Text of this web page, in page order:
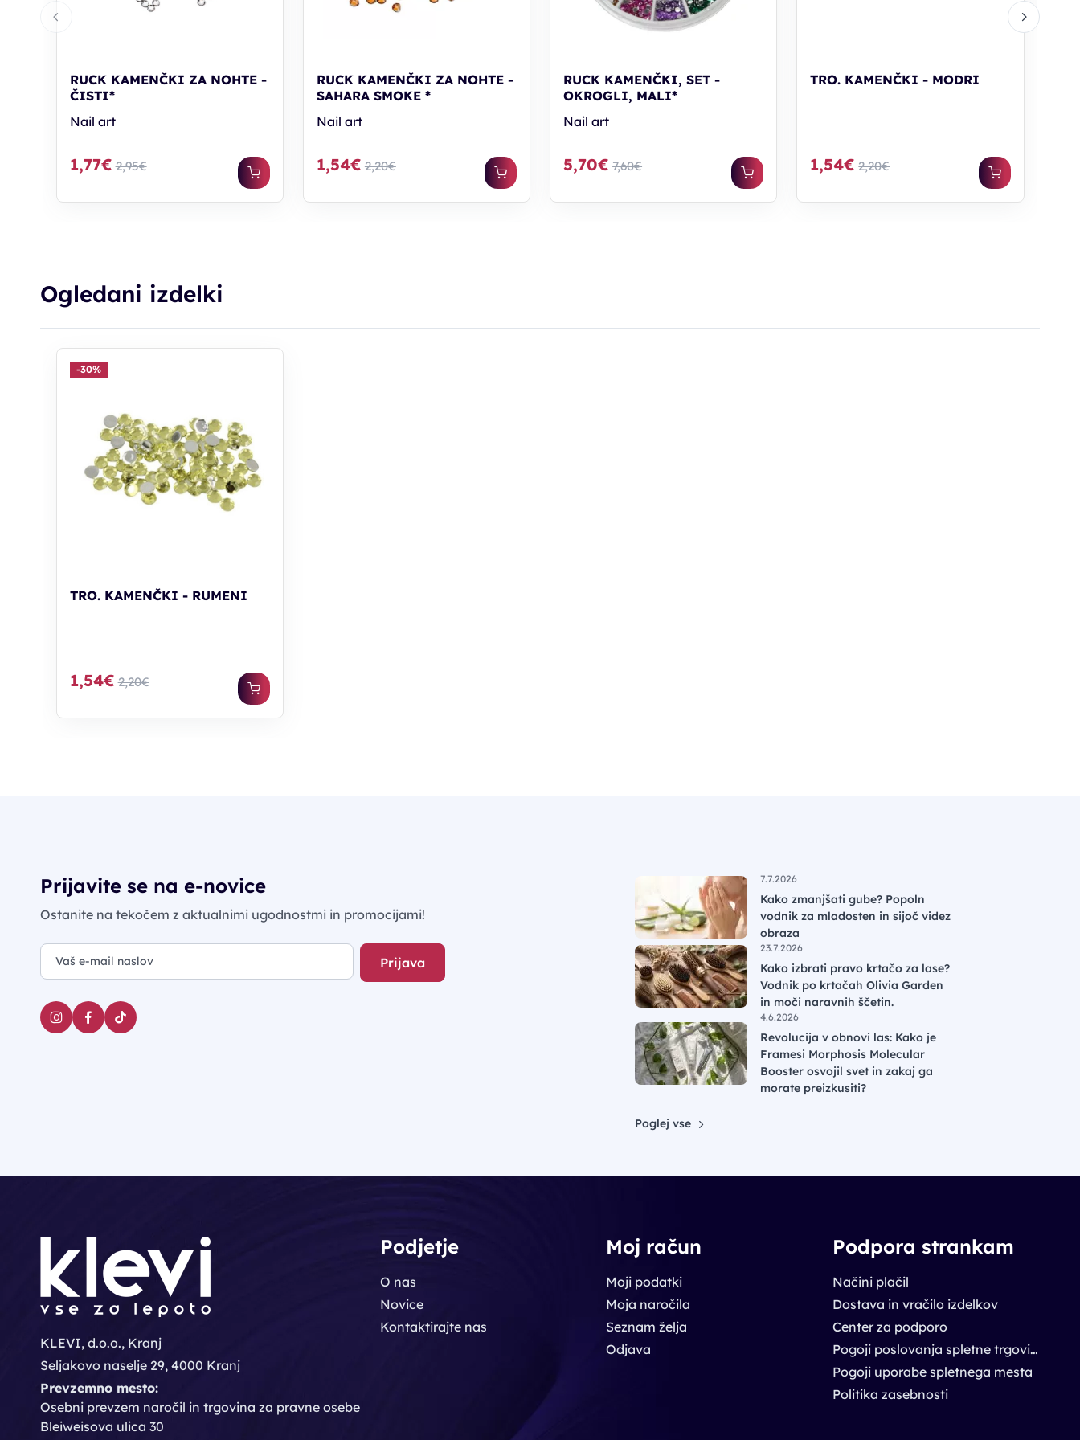
RUCK KAMENČKI ZA NOHTE -
ČISTI*
Nail art
1,77€ 2,95€
RUCK KAMENČKI ZA NOHTE -
SAHARA SMOKE *
Nail art
1,54€ 2,20€
RUCK KAMENČKI, SET -
OKROGLI, MALI*
Nail art
5,70€ 7,60€
TRO. KAMENČKI - MODRI
1,54€ 2,20€
Ogledani izdelki
-30%
TRO. KAMENČKI - RUMENI
1,54€ 2,20€
Prijavite se na e-novice
Ostanite na tekočem z aktualnimi ugodnostmi in promocijami!
Prijava
7.7.2026
Kako zmanjšati gube? Popoln
vodnik za mladosten in sijoč videz
obraza
23.7.2026
Kako izbrati pravo krtačo za lase?
Vodnik po krtačah Olivia Garden
in moči naravnih ščetin.
4.6.2026
Revolucija v obnovi las: Kako je
Framesi Morphosis Molecular
Booster osvojil svet in zakaj ga
morate preizkusiti?
Poglej vse
KLEVI, d.o.o., Kranj
Seljakovo naselje 29, 4000 Kranj
Prevzemno mesto:
Osebni prevzem naročil in trgovina za pravne osebe
Bleiweisova ulica 30
Podjetje
O nas
Novice
Kontaktirajte nas
Moj račun
Moji podatki
Moja naročila
Seznam želja
Odjava
Podpora strankam
Načini plačil
Dostava in vračilo izdelkov
Center za podporo
Pogoji poslovanja spletne trgovine
Pogoji uporabe spletnega mesta
Politika zasebnosti